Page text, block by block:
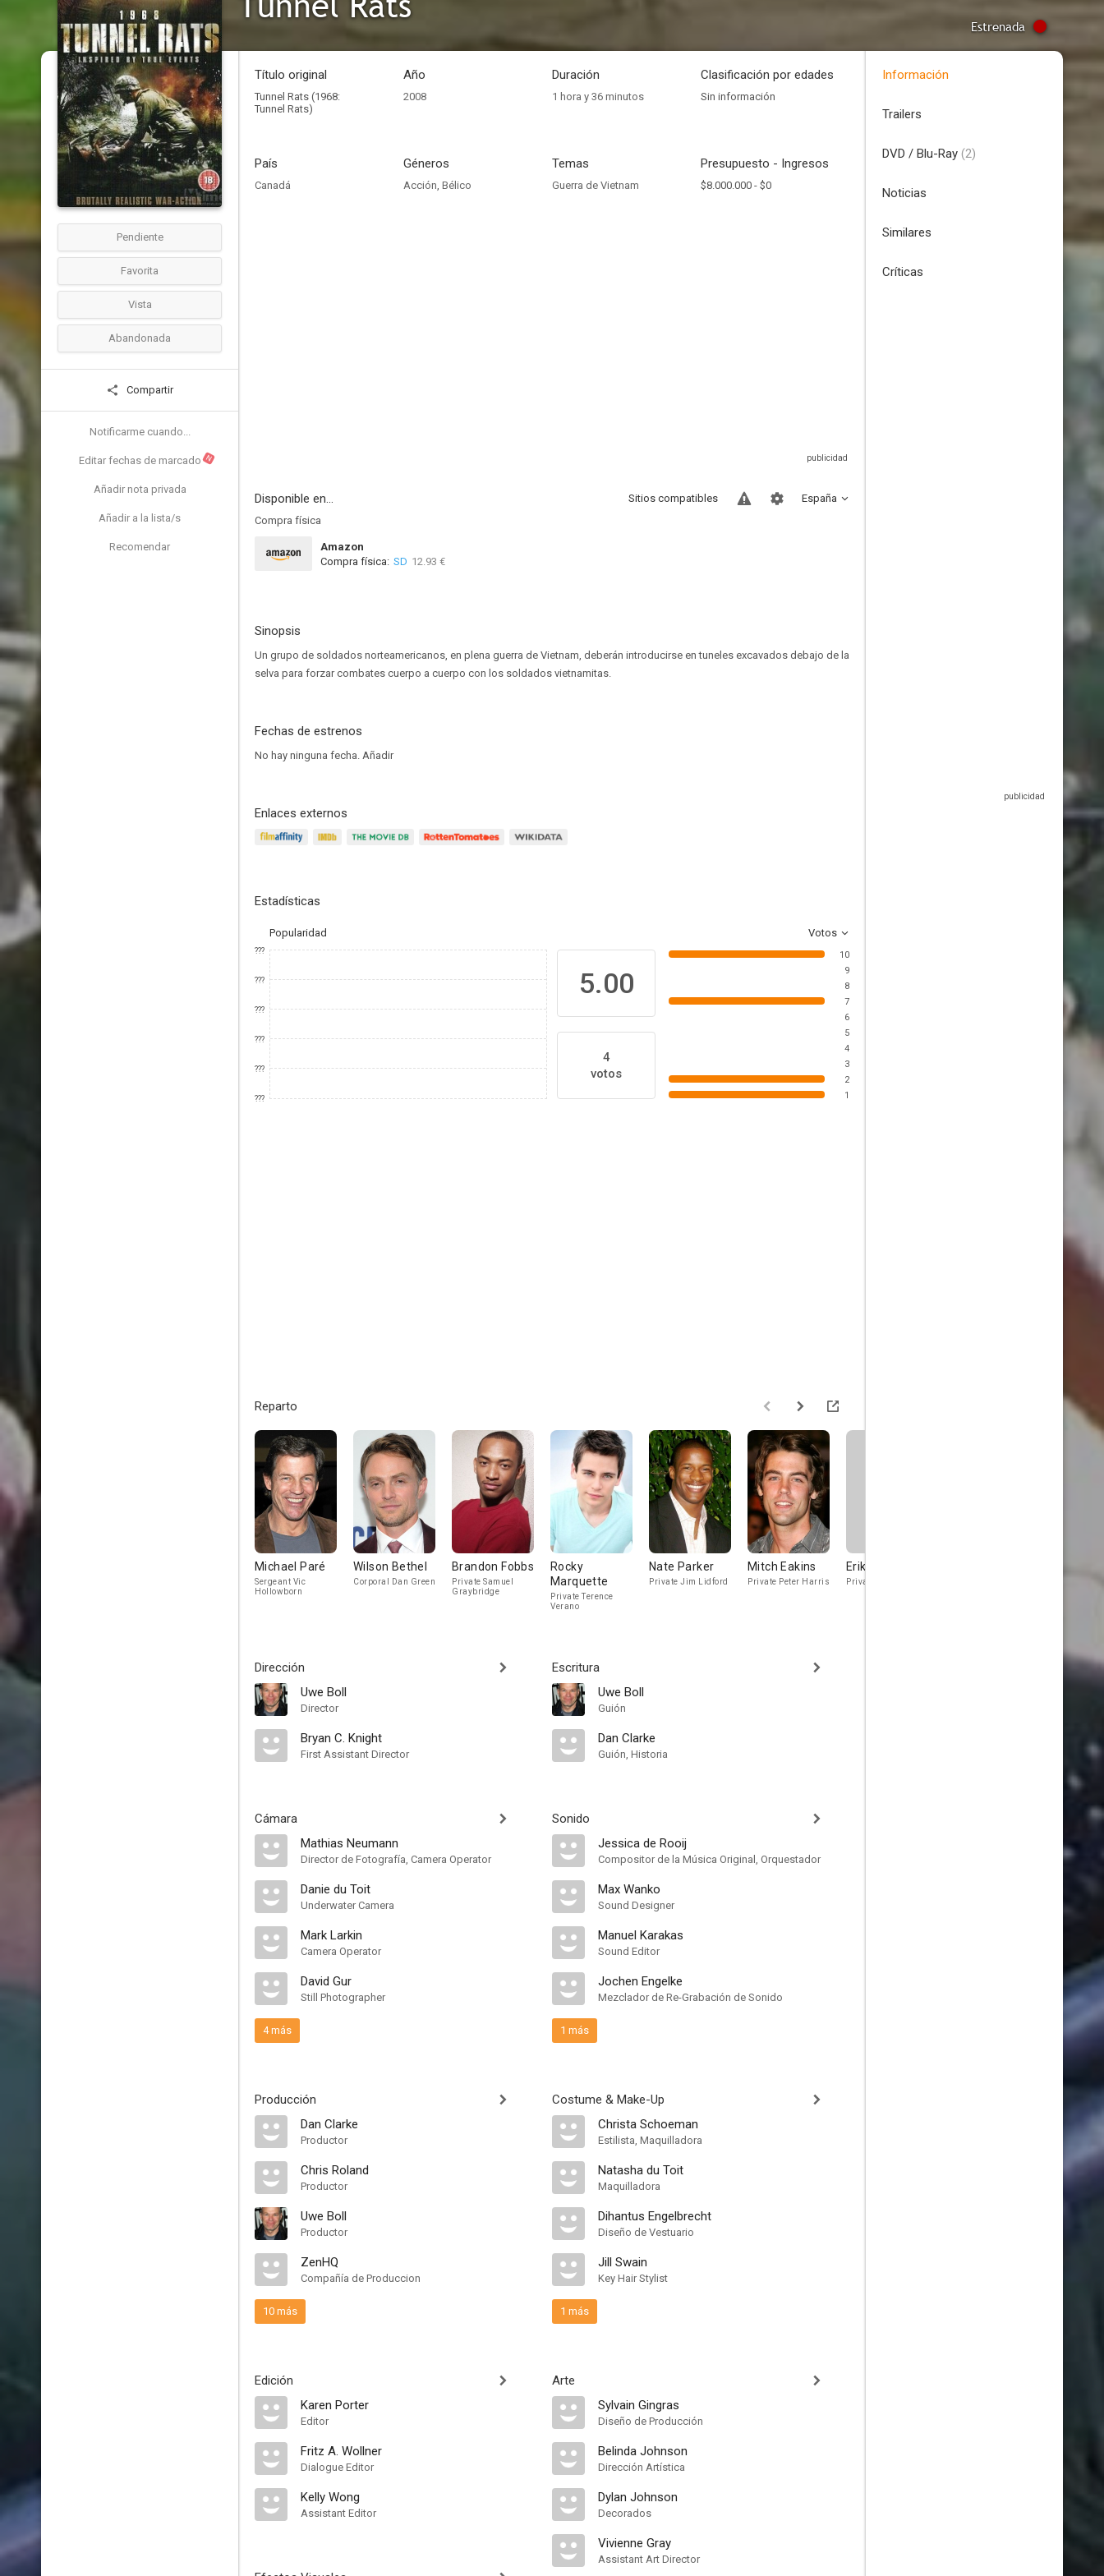
Estrenada
Pendiente
Favorita
Vista
Abandonada
Compartir
Notificarme cuando...
Editar fechas de marcado N
Añadir nota privada
Añadir a la lista/s
Recomendar
Título original
Tunnel Rats (1968:
Tunnel Rats)
Año
2008
Duración
1 hora y 36 minutos
Clasificación por edades
Sin información
País
Canadá
Géneros
Acción, Bélico
Temas
Guerra de Vietnam
Presupuesto - Ingresos
$8.000.000 - $0
Disponible en... España
Sitios compatibles
Compra física
Amazon
Compra física: SD 12.93 €
Sinopsis
Un grupo de soldados norteamericanos, en plena guerra de Vietnam, deberán introducirse en tuneles excavados debajo de la
selva para forzar combates cuerpo a cuerpo con los soldados vietnamitas.
Fechas de estrenos
No hay ninguna fecha. Añadir
Enlaces externos
Estadísticas
Popularidad Votos
???
???
???
???
???
???
5.00
4
votos
10
9
8
7
6
5
4
3
2
1
Reparto
Michael Paré
Sergeant Vic
Hollowborn
Wilson Bethel
Corporal Dan Green
Brandon Fobbs
Private Samuel
Graybridge
Rocky
Marquette
Private Terence
Verano
Nate Parker
Private Jim Lidford
Mitch Eakins
Private Peter Harris
Erik Eidem
Private Carl Johnson
Dirección
Uwe Boll
Director
Bryan C. Knight
First Assistant Director
Cámara
Mathias Neumann
Director de Fotografía, Camera Operator
Danie du Toit
Underwater Camera
Mark Larkin
Camera Operator
David Gur
Still Photographer
4 más
Producción
Dan Clarke
Productor
Chris Roland
Productor
Uwe Boll
Productor
ZenHQ
Compañía de Produccion
10 más
Edición
Karen Porter
Editor
Fritz A. Wollner
Dialogue Editor
Kelly Wong
Assistant Editor
Escritura
Uwe Boll
Guión
Dan Clarke
Guión, Historia
Sonido
Jessica de Rooij
Compositor de la Música Original, Orquestador
Max Wanko
Sound Designer
Manuel Karakas
Sound Editor
Jochen Engelke
Mezclador de Re-Grabación de Sonido
1 más
Costume & Make-Up
Christa Schoeman
Estilista, Maquilladora
Natasha du Toit
Maquilladora
Dihantus Engelbrecht
Diseño de Vestuario
Jill Swain
Key Hair Stylist
1 más
Arte
Sylvain Gingras
Diseño de Producción
Belinda Johnson
Dirección Artística
Dylan Johnson
Decorados
Vivienne Gray
Assistant Art Director
Información
Trailers
DVD / Blu-Ray (2)
Noticias
Similares
Críticas